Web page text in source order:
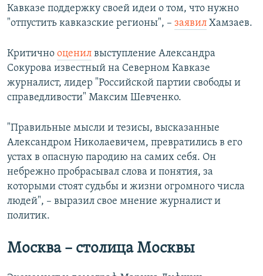
Кавказе поддержку своей идеи о том, что нужно
"отпустить кавказские регионы", – заявил Хамзаев.
Критично оценил выступление Александра
Сокурова известный на Северном Кавказе
журналист, лидер "Российской партии свободы и
справедливости" Максим Шевченко.
"Правильные мысли и тезисы, высказанные
Александром Николаевичем, превратились в его
устах в опасную пародию на самих себя. Он
небрежно пробрасывал слова и понятия, за
которыми стоят судьбы и жизни огромного числа
людей", – выразил свое мнение журналист и
политик.
Москва – столица Москвы